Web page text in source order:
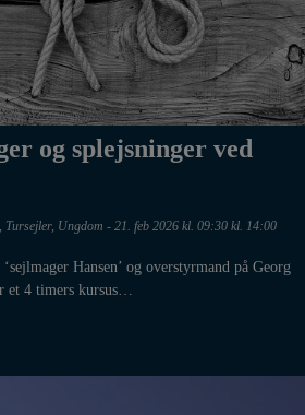
og splejsninger ved
, Tursejler, Ungdom - 21. feb 2026 kl. 09:30 kl. 14:00
Hansen’ og overstyrmand på Georg
et 4 timers kursus…